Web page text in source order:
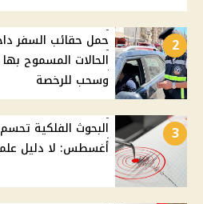
2
حمل حقائب السفر
الحالات المسموح
وسحب للرخصة
3
أغسطس: لا دليل